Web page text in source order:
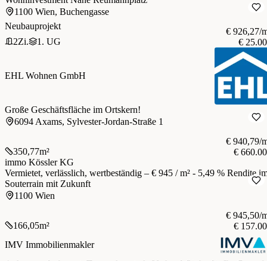
1100 Wien, Buchengasse
Neubauprojekt
2Zi. 1. UG
€ 926,27/
€
EHL Wohnen GmbH
Große Geschäftsfläche im Ortskern!
6094 Axams, Sylvester-Jordan-Straße 1
350,77m²
€ 940,79/
€
immo Kössler KG
Vermietet, verlässlich, wertbeständig – € 945 / m² - 5,49 % Rendite im
Souterrain mit Zukunft
1100 Wien
166,05m²
€ 945,50/
€
IMV Immobilienmakler